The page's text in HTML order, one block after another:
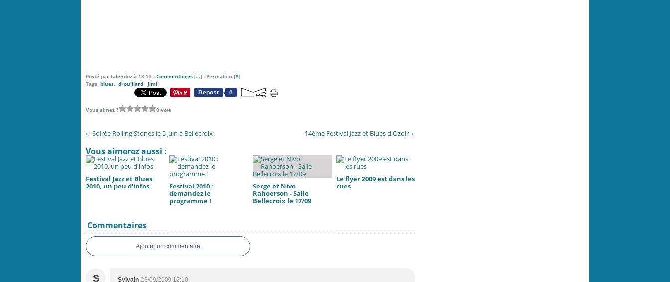
Posté par talendoz à 18:53 - Commentaires […] - Permalien [#]
Tags: blues, drouillard, jimi
Repost
0
Vous aimez ? 0 vote
Soirée Rolling Stones le 5 Juin à Bellecroix 14ème Festival Jazz et Blues d'Ozoir
Vous aimerez aussi :
Festival Jazz et Blues
2010, un peu d'infos
Festival 2010 :
demandez le
programme !
Serge et Nivo
Rahoerson - Salle
Bellecroix le 17/09
Le flyer 2009 est dans les
rues
Commentaires
Ajouter un commentaire
S Sylvain 23/09/2009 12:10